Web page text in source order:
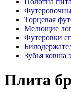
Полотна
Торцевая
Мелющие
Футеровки
Зубья ковша
Плита